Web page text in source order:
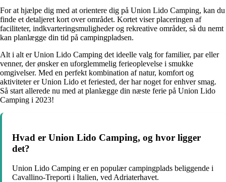
For at hjælpe dig med at orientere dig på Union Lido Camping, kan du
finde et detaljeret kort over området. Kortet viser placeringen af
faciliteter, indkvarteringsmuligheder og rekreative områder, så du nemt
kan planlægge din tid på campingpladsen.
Alt i alt er Union Lido Camping det ideelle valg for familier, par eller
venner, der ønsker en uforglemmelig ferieoplevelse i smukke
omgivelser. Med en perfekt kombination af natur, komfort og
aktiviteter er Union Lido et feriested, der har noget for enhver smag.
Så start allerede nu med at planlægge din næste ferie på Union Lido
Camping i 2023!
Hvad er Union Lido Camping, og hvor ligger
det?
Union Lido Camping er en populær campingplads beliggende i
Cavallino-Treporti i Italien, ved Adriaterhavet.